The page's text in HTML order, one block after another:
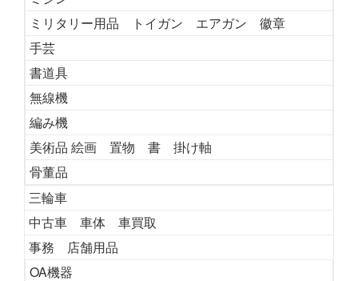
ミリタリー用品 トイガン エアガン 徽章
手芸
書道具
無線機
編み機
美術品 絵画 置物 書 掛け軸
骨董品
三輪車
中古車 車体 車買取
事務 店舗用品
OA機器